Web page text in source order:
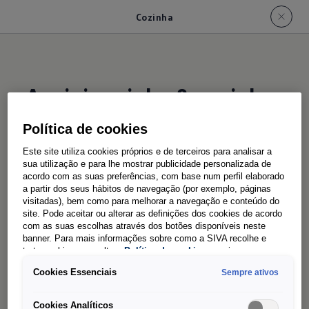
Cozinha
A mini cozinha & cozinha
da Nova California
Cozinhar na autocaravana? A Beach Tour e Beach
fogão a gás na traseira, sob o portão traseiro
Política de cookies
Este site utiliza cookies próprios e de terceiros para analisar a
sua utilização e para lhe mostrar publicidade personalizada de
acordo com as suas preferências, com base num perfil elaborado
a partir dos seus hábitos de navegação (por exemplo, páginas
visitadas), bem como para melhorar a navegação e conteúdo do
site. Pode aceitar ou alterar as definições dos cookies de acordo
com as suas escolhas através dos botões disponíveis neste
banner. Para mais informações sobre como a SIVA recolhe e
trata cookies, consulte aPolítica de cookies em vigor.
Cookies Essenciais Sempre ativos
Cookies Analíticos